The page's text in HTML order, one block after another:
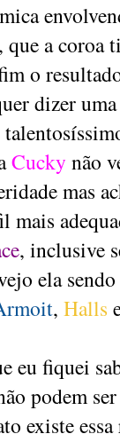
que a
o
dizer
Cucky não
mas
mais
, inclusive
ela
,Halls
eu fiquei
podem
existe